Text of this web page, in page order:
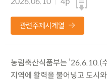
관련주제시계열
농림축산식품부는 ’26.6.10.(
지역에 활력을 불어넣고 도시